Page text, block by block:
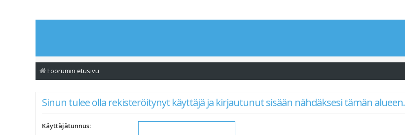
Foorumin etusivu
Sinun tulee olla rekisteröitynyt käyttäjä ja kirjautunut sisään nähdäksesi tämän alueen.
Käyttäjätunnus: